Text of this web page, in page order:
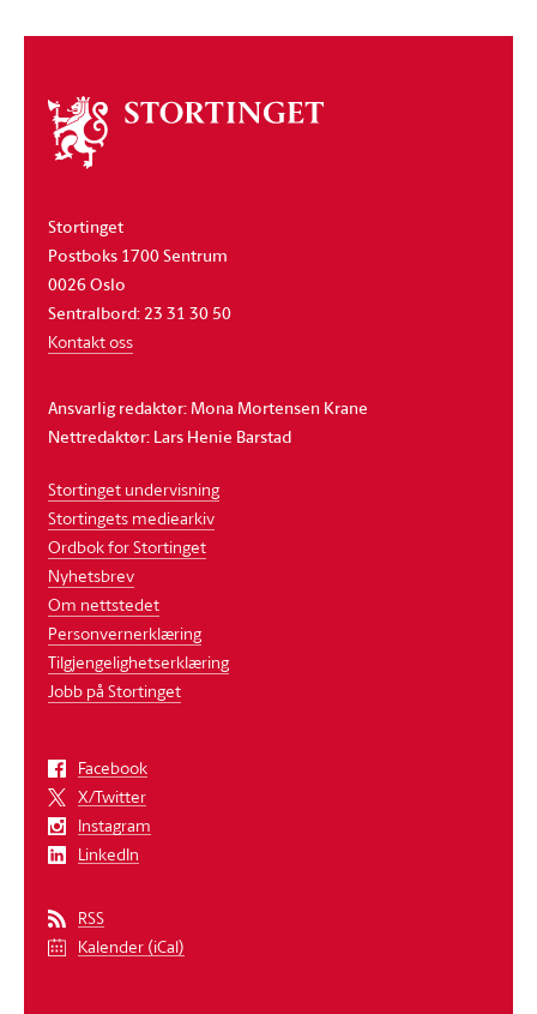
Om
stortinget
Stortinget
Postboks 1700 Sentrum
0026 Oslo
Sentralbord: 23 31 30 50
Kontakt oss
Ansvarlig redaktør: Mona Mortensen Krane
Nettredaktør: Lars Henie Barstad
Stortinget undervisning
Stortingets mediearkiv
Ordbok for Stortinget
Nyhetsbrev
Om nettstedet
Personvernerklæring
Tilgjengelighetserklæring
Jobb på Stortinget
Facebook
X/Twitter
Instagram
LinkedIn
RSS
Kalender (iCal)